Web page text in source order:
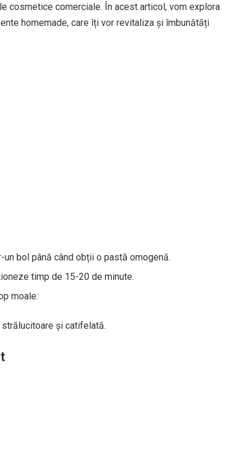
cosmetice comerciale. În acest articol, vom explora
homemade, care îți vor revitaliza și îmbunătăți
bol până când obții o pastă omogenă.
timp de 15-20 de minute.
moale.
și catifelată.